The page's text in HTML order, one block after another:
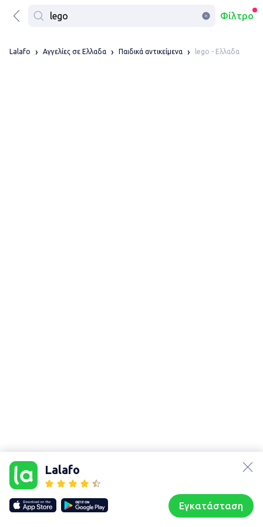
Φίλτρο
Lalafo
Εγκατάσταση
Lalafo Αγγελίες σε Ελλαδα Παιδικά αντικείμενα lego - Ελλαδα
Our websites
lalafo.kg
lalafo.rs
lalafo.pl
Sitemap
Συζητήσεις Προφίλ